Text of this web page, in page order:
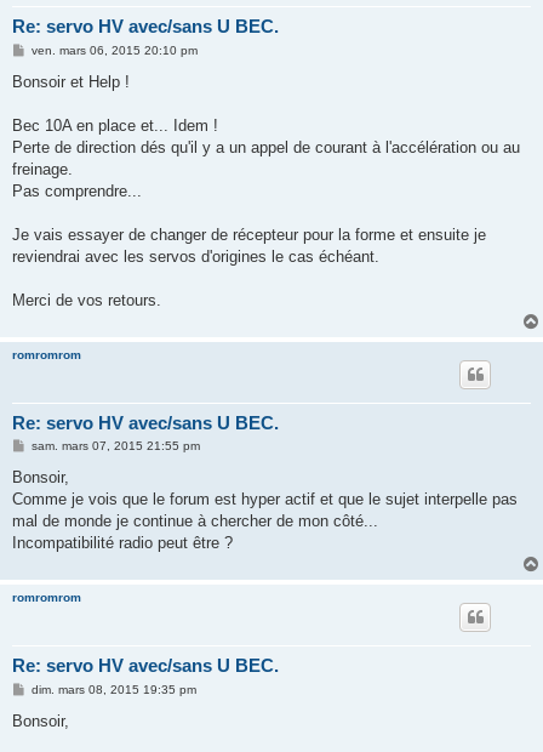
Re: servo HV avec/sans U BEC.
M
s
g
ven. mars 06, 2015 20:10 pm
Bonsoir et Help !
Bec 10A en place et... Idem !
Perte de direction dés qu'il y a un appel de courant à l'accélération ou au
freinage.
Pas comprendre...
Je vais essayer de changer de récepteur pour la forme et ensuite je
reviendrai avec les servos d'origines le cas échéant.
Merci de vos retours.
romromrom
Re: servo HV avec/sans U BEC.
M
s
a
g
sam. mars 07, 2015 21:55 pm
Bonsoir,
Comme je vois que le forum est hyper actif et que le sujet interpelle pas
mal de monde je continue à chercher de mon côté...
Incompatibilité radio peut être ?
romromrom
Re: servo HV avec/sans U BEC.
M
s
dim. mars 08, 2015 19:35 pm
Bonsoir,